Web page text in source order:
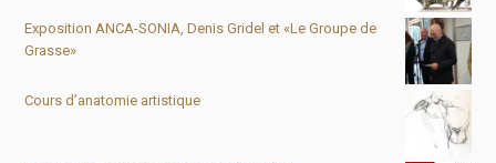
Exposition ANCA-SONIA, Denis Gridel et «Le Groupe de
Grasse»
Cours d’anatomie artistique